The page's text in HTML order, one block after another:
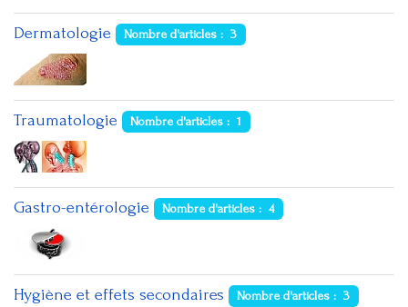
Dermatologie Nombre d'articles : 3
Traumatologie Nombre d'articles : 1
Gastro-entérologie Nombre d'articles : 4
Hygiène et effets secondaires Nombre d'articles : 3